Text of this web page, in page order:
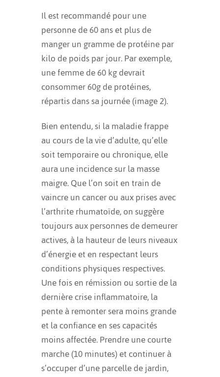
Il est recommandé pour une
personne de 60 ans et plus de
manger un gramme de protéine par
kilo de poids par jour. Par exemple,
une femme de 60 kg devrait
consommer 60g de protéines,
répartis dans sa journée (image 2).
Bien entendu, si la maladie frappe
au cours de la vie d’adulte, qu’elle
soit temporaire ou chronique, elle
aura une incidence sur la masse
maigre. Que l’on soit en train de
vaincre un cancer ou aux prises avec
l’arthrite rhumatoïde, on suggère
toujours aux personnes de demeurer
actives, à la hauteur de leurs niveaux
d’énergie et en respectant leurs
conditions physiques respectives.
Une fois en rémission ou sortie de la
dernière crise inflammatoire, la
pente à remonter sera moins grande
et la confiance en ses capacités
moins affectée. Prendre une courte
marche (10 minutes) et continuer à
s’occuper d’une parcelle de jardin,